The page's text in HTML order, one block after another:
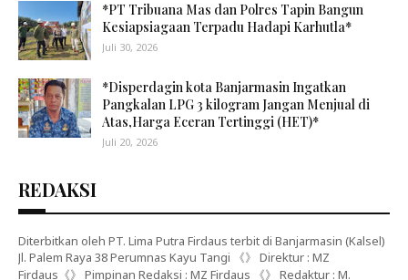
*PT Tribuana Mas dan Polres Tapin Bangun
Kesiapsiagaan Terpadu Hadapi Karhutla*
Juli 30, 2026
*Disperdagin kota Banjarmasin Ingatkan
Pangkalan LPG 3 kilogram Jangan Menjual di
Atas,Harga Eceran Tertinggi (HET)*
Juli 20, 2026
REDAKSI
Diterbitkan oleh PT. Lima Putra Firdaus terbit di Banjarmasin (Kalsel)
Jl. Palem Raya 38 Perumnas Kayu Tangi 《》 Direktur : MZ
Firdaus《》 Pimpinan Redaksi : MZ Firdaus 《》 Redaktur : M.